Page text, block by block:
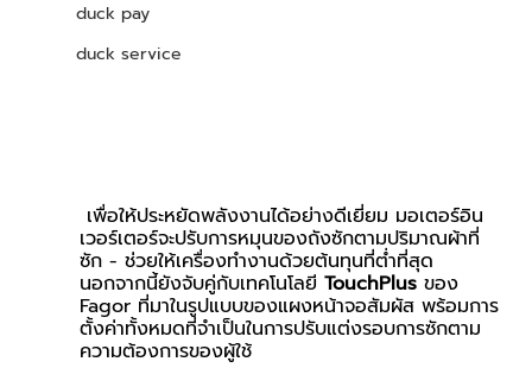
duck pay
duck service
เวอร์เตอร์จะปรับการหมุนของถังซักตามปริมาณผ้าที่
ซัก - ช่วยให้เครื่องทำงานด้วยต้นทุนที่ต่ำที่สุด
นอกจากนี้ยังจับคู่กับเทคโนโลยี TouchPlus ของ
Fagor ที่มาในรูปแบบของแผงหน้าจอสัมผัส พร้อมการ
ตั้งค่าทั้งหมดที่จำเป็นในการปรับแต่งรอบการซักตาม
ความต้องการของผู้ใช้